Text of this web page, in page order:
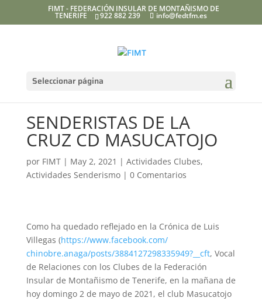
FIMT - FEDERACIÓN INSULAR DE MONTAÑISMO DE
TENERIFE 922 882 239 info@fedtfm.es
Seleccionar página
SENDERISTAS DE LA
CRUZ CD MASUCATOJO
por FIMT| May 2, 2021 | Actividades Clubes,
Actividades Senderismo| 0 Comentarios
Como ha quedado reflejado en la Crónica de Luis
Villegas (https://www.facebook.com/
chinobre.anaga/posts/3884127298335949?__cft, Vocal
de Relaciones con los Clubes de la Federación
Insular de Montañismo de Tenerife, en la mañana de
hoy domingo 2 de mayo de 2021, el club Masucatojo